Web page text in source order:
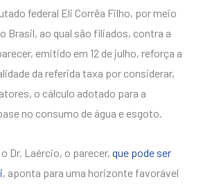
federal Eli Corrêa Filho, por meio
Brasil, ao qual são filiados, contra a
emitido em 12 de julho, reforça a
da referida taxa por considerar,
o cálculo adotado para a
no consumo de água e esgoto.
Dr. Laércio, o parecer, que pode ser
, aponta para uma horizonte favorável